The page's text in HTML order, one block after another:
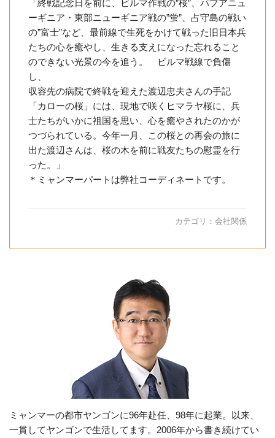
「終戦記念日を前に、ビルマ作戦の”桜”、パプアニュ
ーギニア・東部ニューギニア戦の”蛍”、占守島の戦い
の”富士”など、最前線で生死をかけて戦った旧日本兵
たちの心を癒やし、生きる支えになった忘れること
のできない光景の今を追う。 ビルマ戦線で負傷
し、
収容先の病院で終戦を迎えた渡辺忠夫さんの手記
「カローの桜」には、現地で咲くヒマラヤ桜に、兵
士たちがいかに祖国を思い、心を癒やされたのかが
つづられている。今年一月、この桜との再会の旅に
出た渡辺さんは、桜の木を前に戦友たちの慰霊を行
った。」
＊ミャンマーパートは弊社コーディネートです。
カテゴリ： 会社関係
ミャンマーの都市ヤンゴンに96年赴任、98年に起業。以来、
一貫してヤンゴンで生活してます。2006年から書き続けてい